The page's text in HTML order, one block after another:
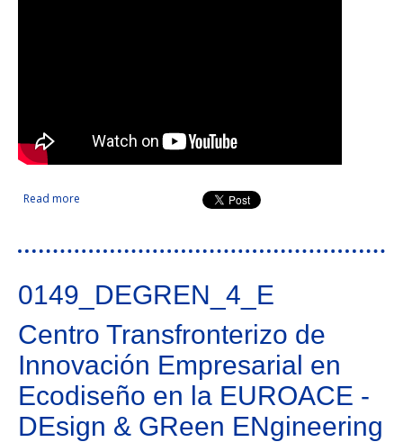
Read more about Innovación abierta e inteligente en la EUROACE
0149_DEGREN_4_E
Centro Transfronterizo de
Innovación Empresarial en
Ecodiseño en la EUROACE -
DEsign & GReen ENgineering